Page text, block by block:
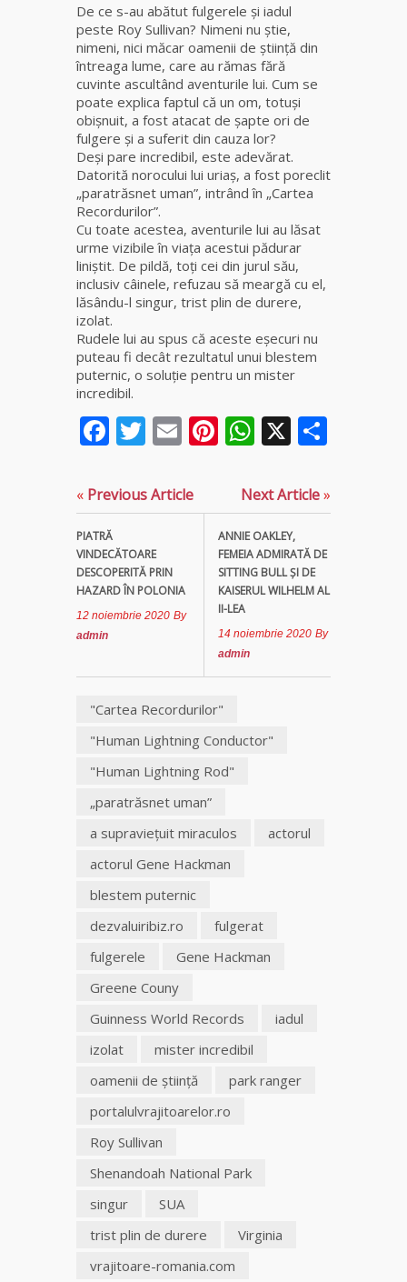
Vanessa
Morgana,
negre
Tămăduitoarea
Vrăjitoarea
Elena
din
Ierusalim
De ce s-au abătut fulgerele și iadul
peste Roy Sullivan? Nimeni nu știe,
nimeni, nici măcar oamenii de știință din
întreaga lume, care au rămas fără
cuvinte ascultând aventurile lui. Cum se
poate explica faptul că un om, totuşi
obișnuit, a fost atacat de șapte ori de
fulgere şi a suferit din cauza lor?
Deşi pare incredibil, este adevărat.
Datorită norocului lui uriaş, a fost poreclit
„paratrăsnet uman”, intrând în „Cartea
Recordurilor”.
Cu toate acestea, aventurile lui au lăsat
urme vizibile în viața acestui pădurar
liniștit. De pildă, toți cei din jurul său,
inclusiv câinele, refuzau să meargă cu el,
lăsându-l singur, trist plin de durere,
izolat.
Rudele lui au spus că aceste eșecuri nu
puteau fi decât rezultatul unui blestem
puternic, o soluţie pentru un mister
incredibil.
Facebook
Twitter
EmailPinterest
WhatsApp
X
« Previous Article
PIATRĂ
VINDECĂTOARE
DESCOPERITĂ PRIN
HAZARD ÎN POLONIA
12 noiembrie 2020 By
admin
Next Article»
ANNIE OAKLEY,
FEMEIA ADMIRATĂ DE
SITTING BULL ŞI DE
KAISERUL WILHELM AL
II-LEA
14 noiembrie 2020 By
admin
"Cartea Recordurilor"
"Human Lightning Conductor"
"Human Lightning Rod"
„paratrăsnet uman”
a supravieţuit miraculos
actorul
actorul Gene Hackman
blestem puternic
dezvaluiribiz.ro
fulgerat
fulgerele
Gene Hackman
Greene Couny
Guinness World Records
iadul
izolat
mister incredibil
oamenii de ştiinţă
park ranger
portalulvrajitoarelor.ro
Roy Sullivan
Shenandoah National Park
singur
SUA
trist plin de durere
Virginia
vrajitoare-romania.com